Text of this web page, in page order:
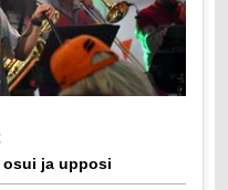
osui ja upposi